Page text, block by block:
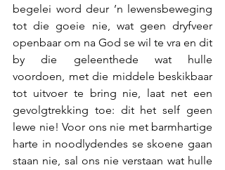
begelei word deur ’n lewensbeweging
tot die goeie nie, wat geen dryfveer
openbaar om na God se wil te vra en dit
by die geleenthede wat hulle
voordoen, met die middele beskikbaar
tot uitvoer te bring nie, laat net een
gevolgtrekking toe: dit het self geen
lewe nie! Voor ons nie met barmhartige
harte in noodlydendes se skoene gaan
staan nie, sal ons nie verstaan wat hulle